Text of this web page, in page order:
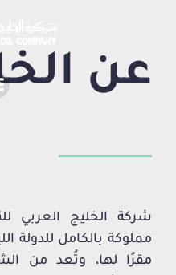
عن
شركة الخليج العربي
مملوكة بالكامل للدولة
مقرًا لها، وتُعد من